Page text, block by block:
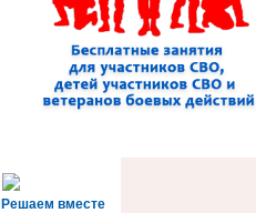
Решаем вместе